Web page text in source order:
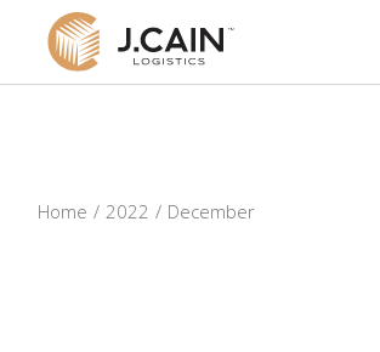
content
Home 2022 December